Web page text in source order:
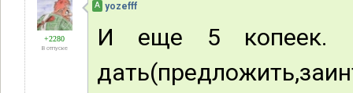
+2280
В отпуске
А yozefff
И еще 5 копеек.